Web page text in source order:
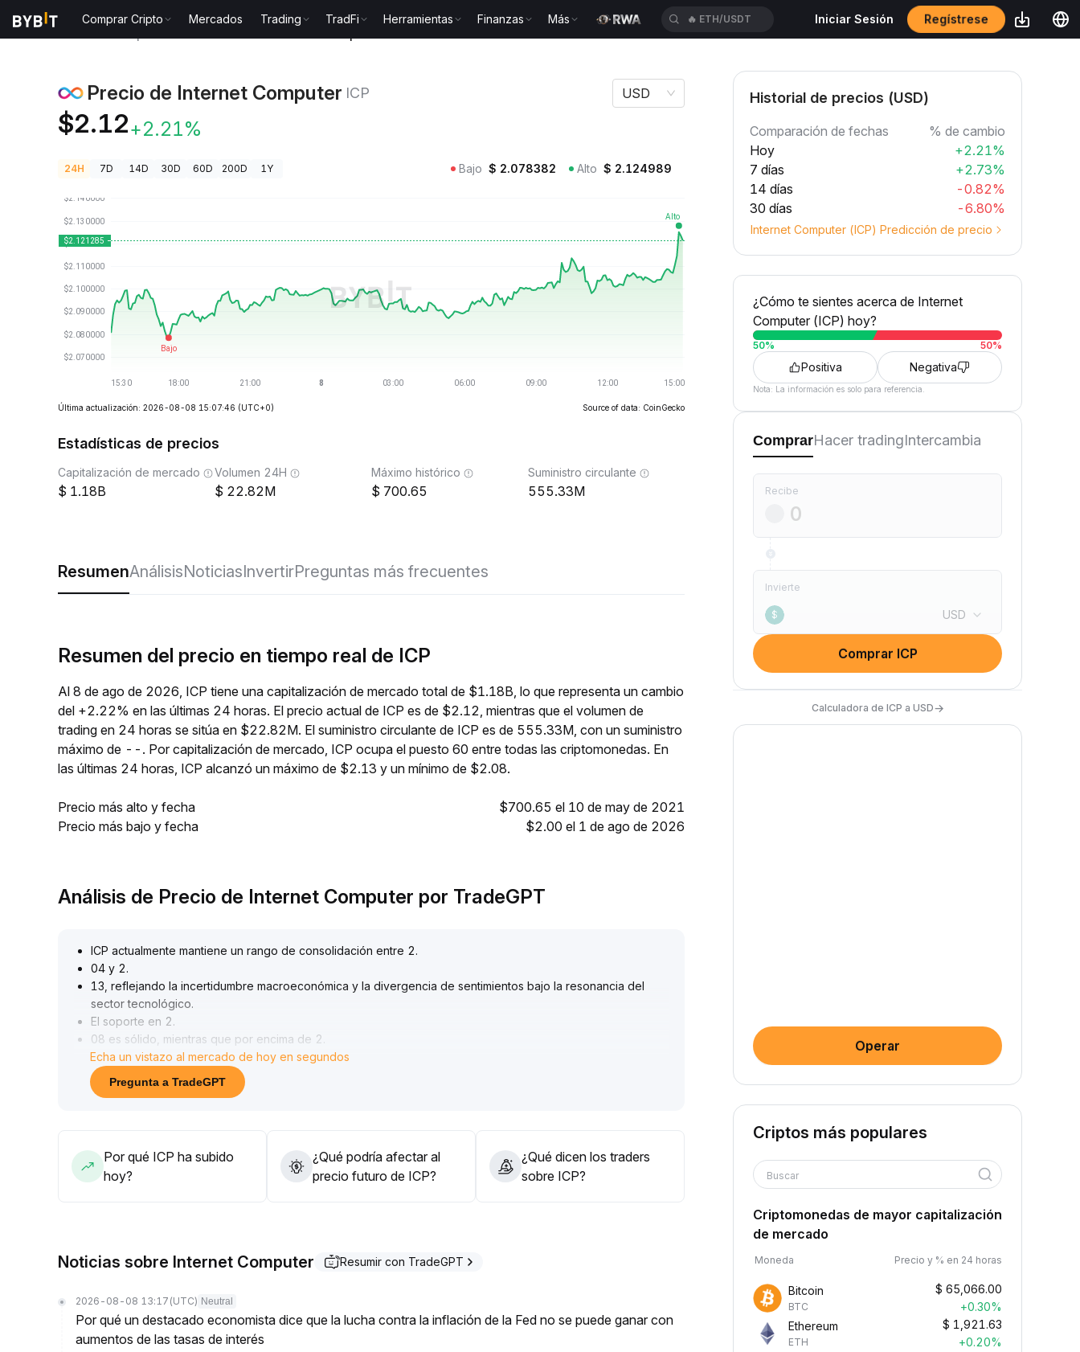
Comprar Cripto Mercados Trading TradFi Herramientas Finanzas Más Iniciar Sesión Regístrese
Precio de Internet Computer ICP
$2.12+2.21%
USD
24H 7D 14D 30D 60D 200D 1Y Bajo $ 2.078382 Alto $ 2.124989
Última actualización: 2026-08-08 15:07:46 (UTC+0) Source of data: CoinGecko
Estadísticas de precios
Capitalización de mercado
1.18B
Volumen 24H
22.82M
Máximo histórico
700.65
Suministro circulante
555.33M
ResumenAnálisisNoticiasInvertirPreguntas más frecuentes
Resumen del precio en tiempo real de ICP
Al 8 de ago de 2026, ICP tiene una capitalización de mercado total de $1.18B, lo que representa un cambio
del +2.22% en las últimas 24 horas. El precio actual de ICP es de $2.12, mientras que el volumen de
trading en 24 horas se sitúa en $22.82M. El suministro circulante de ICP es de 555.33M, con un suministro
máximo de --. Por capitalización de mercado, ICP ocupa el puesto 60 entre todas las criptomonedas. En
las últimas 24 horas, ICP alcanzó un máximo de $2.13 y un mínimo de $2.08.
Precio más alto y fecha
$700.65 el 10 de may de 2021
Precio más bajo y fecha
$2.00 el 1 de ago de 2026
Análisis de Precio de Internet Computer por TradeGPT
ICP actualmente mantiene un rango de consolidación entre 2.
04 y 2.
13, reflejando la incertidumbre macroeconómica y la divergencia de sentimientos bajo la resonancia del
sector tecnológico.
El soporte en 2.
08 es sólido, mientras que por encima de 2
13 enfrenta presión, y la tendencia a corto plazo sigue siendo de consolidación en un rango amplio
El ajuste a la baja en los límites de préstamos de la plataforma reprime el apalancamiento y la volatilidad a
corto plazo, lo que beneficia a la calidad de liquidez y fortalece la base de valor a mediano y largo plazo
Echa un vistazo al mercado de hoy en segundos
Pregunta a TradeGPT
Por qué ICP ha subido
hoy?
¿Qué podría afectar al
precio futuro de ICP?
¿Qué dicen los traders
sobre ICP?
Noticias sobre Internet Computer Resumir con TradeGPT
2026-08-08 13:17 (UTC) Neutral
Por qué un destacado economista dice que la lucha contra la inflación de la Fed no se puede ganar con
aumentos de las tasas de interés
Historial de precios (USD)
Comparación de fechas
% de cambio
Hoy
+2.21%
7 días
+2.73%
14 días
-0.82%
30 días
-6.80%
Internet Computer (ICP) Predicción de precio
¿Cómo te sientes acerca de Internet
Computer (ICP) hoy?
50% 50%
Positiva Negativa
Nota: La información es solo para referencia.
ComprarHacer tradingIntercambia
Recibe
Invierte
$ USD
Comprar ICP
Calculadora de ICP a USD→
Operar
Criptos más populares
Buscar
Criptomonedas de mayor capitalización
de mercado
Moneda Precio y % en 24 horas
Bitcoin
BTC
$ 65,066.00
+0.30%
Ethereum
ETH
$ 1,921.63
+0.20%